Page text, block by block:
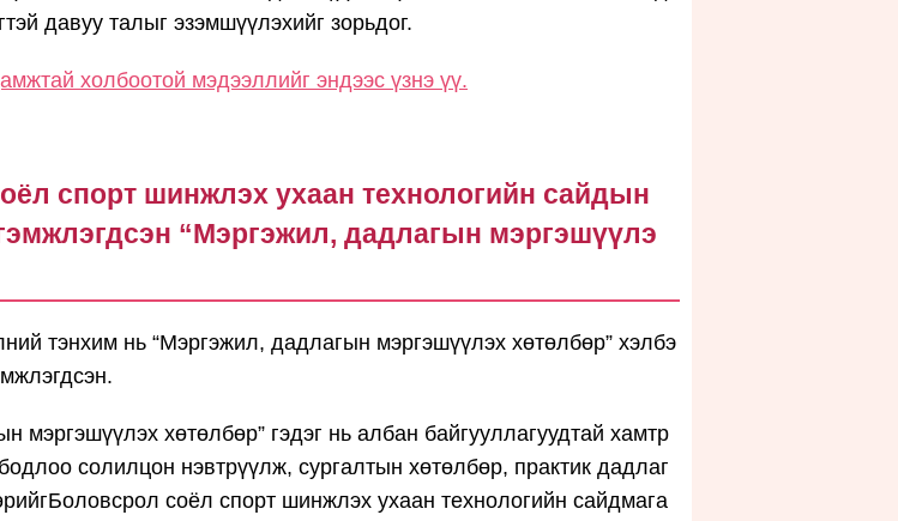
давуу талыг эзэмшүүлэхийг зорьдог.
холбоотой мэдээллийг эндээс үзнэ үү.
спорт шинжлэх ухаан технологийн сайдын
“Мэргэжил, дадлагын мэргэшүүлэ
тэнхим нь “Мэргэжил, дадлагын мэргэшүүлэх хөтөлбөр” хэлбэ
мэргэшүүлэх хөтөлбөр” гэдэг нь албан байгууллагуудтай хамтр
солилцон нэвтрүүлж, сургалтын хөтөлбөр, практик дадлаг
соёл спорт шинжлэх ухаан технологийн сайдмага